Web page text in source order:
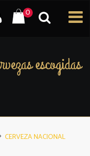
0
escogidas
CERVEZA NACIONAL